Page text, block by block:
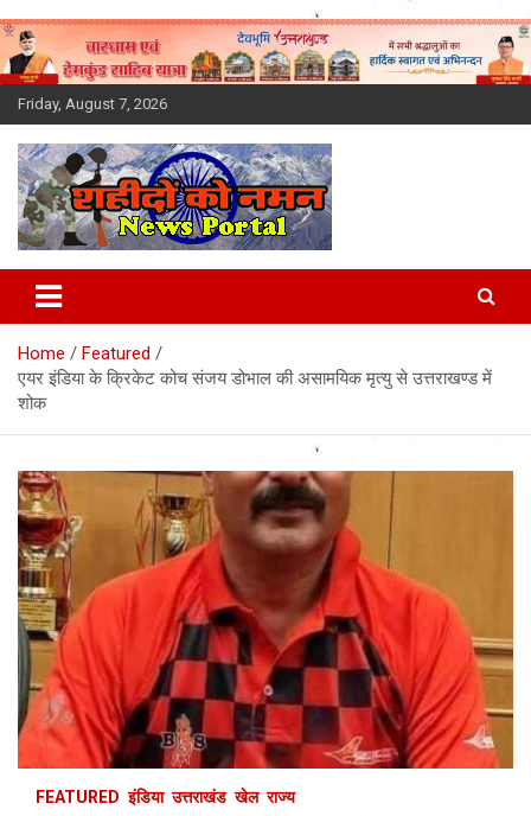
Skip
to
content
Friday, August 7, 2026
Latest News Today, Breaking
News, Uttarakhand News in
Hindi
Home
Featured
एयर इंडिया के क्रिकेट कोच संजय डोभाल की असामयिक मृत्यु से उत्तराखण्ड में
शोक
FEATURED इंडिया उत्तराखंड खेल राज्य